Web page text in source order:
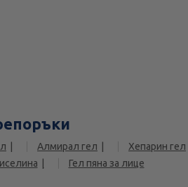
Алмирал гел Хепарин гел
Гел пяна за лице